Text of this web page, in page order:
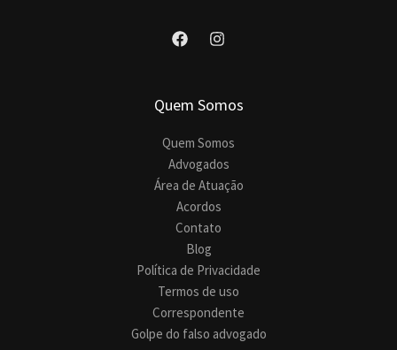
Quem Somos
Quem Somos
Advogados
Área de Atuação
Acordos
Contato
Blog
Política de Privacidade
Termos de uso
Correspondente
Golpe do falso advogado